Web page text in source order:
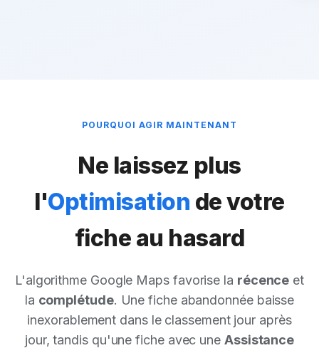
POURQUOI AGIR MAINTENANT
Ne laissez plus
l'Optimisation de votre
fiche au hasard
L'algorithme Google Maps favorise la récence et
la complétude. Une fiche abandonnée baisse
inexorablement dans le classement jour après
jour, tandis qu'une fiche avec une Assistance